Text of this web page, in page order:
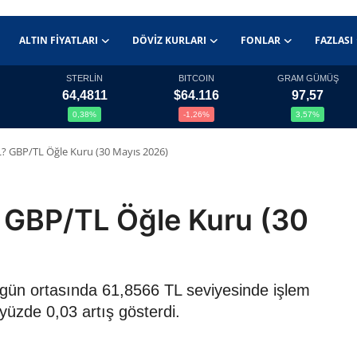
ALTIN FIYATLARI DÖVIZ KURLARI FONLAR FAZLASI
STERLİN
64,4811
0,38%
BITCOIN
$64.116
-1,26%
GRAM GÜMÜŞ
97,57
3,57%
GBP/TL Öğle Kuru (30 Mayıs 2026)
TL Öğle Kuru (30
ortasında 61,8566 TL seviyesinde işlem
0,03 artış gösterdi.